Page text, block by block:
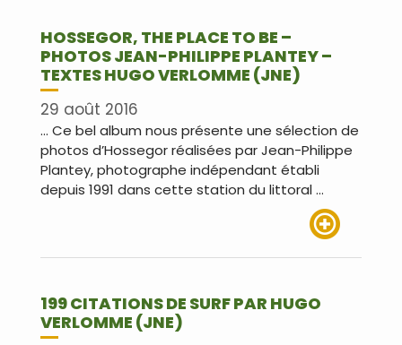
HOSSEGOR, THE PLACE TO BE –
PHOTOS JEAN-PHILIPPE PLANTEY –
TEXTES HUGO VERLOMME (JNE)
29 août 2016
… Ce bel album nous présente une sélection de
photos d’Hossegor réalisées par Jean-Philippe
Plantey, photographe indépendant établi
depuis 1991 dans cette station du littoral …
199 CITATIONS DE SURF PAR HUGO
VERLOMME (JNE)